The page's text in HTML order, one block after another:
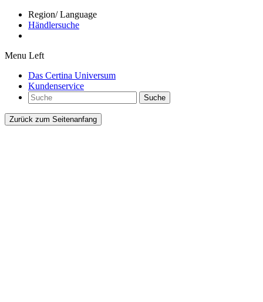
Region/ Language
Händlersuche
Menu Left
Das Certina Universum
Kundenservice
Suche
Zurück zum Seitenanfang